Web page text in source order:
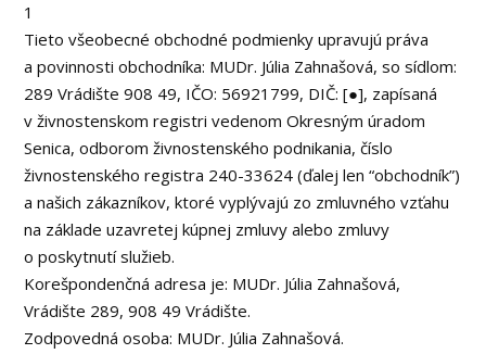
1
Tieto všeobecné obchodné podmienky upravujú práva
a povinnosti obchodníka: MUDr. Júlia Zahnašová, so sídlom:
289 Vrádište 908 49, IČO: 56921799, DIČ: [●], zapísaná
v živnostenskom registri vedenom Okresným úradom
Senica, odborom živnostenského podnikania, číslo
živnostenského registra 240-33624 (ďalej len “obchodník”)
a našich zákazníkov, ktoré vyplývajú zo zmluvného vzťahu
na základe uzavretej kúpnej zmluvy alebo zmluvy
o poskytnutí služieb.
Korešpondenčná adresa je: MUDr. Júlia Zahnašová,
Vrádište 289, 908 49 Vrádište.
Zodpovedná osoba: MUDr. Júlia Zahnašová.